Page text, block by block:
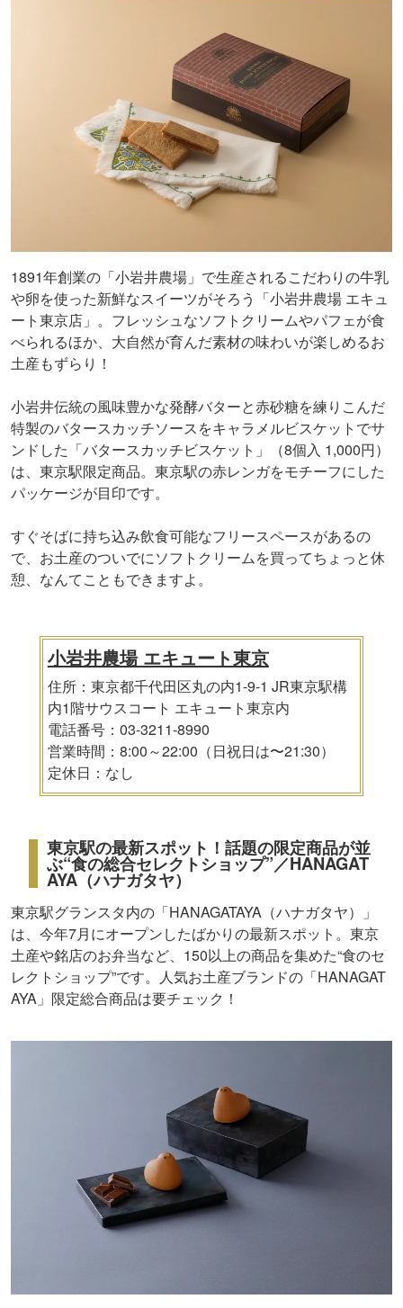
1891年創業の「小岩井農場」で生産されるこだわりの牛乳
や卵を使った新鮮なスイーツがそろう「小岩井農場 エキュ
ート東京店」。フレッシュなソフトクリームやパフェが食
べられるほか、大自然が育んだ素材の味わいが楽しめるお
土産もずらり！
小岩井伝統の風味豊かな発酵バターと赤砂糖を練りこんだ
特製のバタースカッチソースをキャラメルビスケットでサ
ンドした「バタースカッチビスケット」（8個入 1,000円）
は、東京駅限定商品。東京駅の赤レンガをモチーフにした
パッケージが目印です。
すぐそばに持ち込み飲食可能なフリースペースがあるの
で、お土産のついでにソフトクリームを買ってちょっと休
憩、なんてこともできますよ。
小岩井農場 エキュート東京
住所：東京都千代田区丸の内1-9-1 JR東京駅構
内1階サウスコート エキュート東京内
電話番号：03-3211-8990
営業時間：8:00～22:00（日祝日は〜21:30）
定休日：なし
東京駅の最新スポット！話題の限定商品が並
ぶ“食の総合セレクトショップ”／HANAGAT
AYA（ハナガタヤ）
東京駅グランスタ内の「HANAGATAYA（ハナガタヤ）」
は、今年7月にオープンしたばかりの最新スポット。東京
土産や銘店のお弁当など、150以上の商品を集めた“食のセ
レクトショップ”です。人気お土産ブランドの「HANAGAT
AYA」限定総合商品は要チェック！